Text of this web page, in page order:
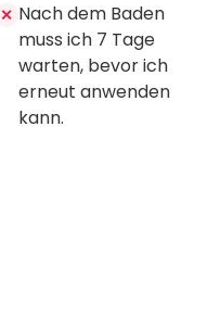
✕ Nach dem Baden
muss ich 7 Tage
warten, bevor ich
erneut anwenden
kann.